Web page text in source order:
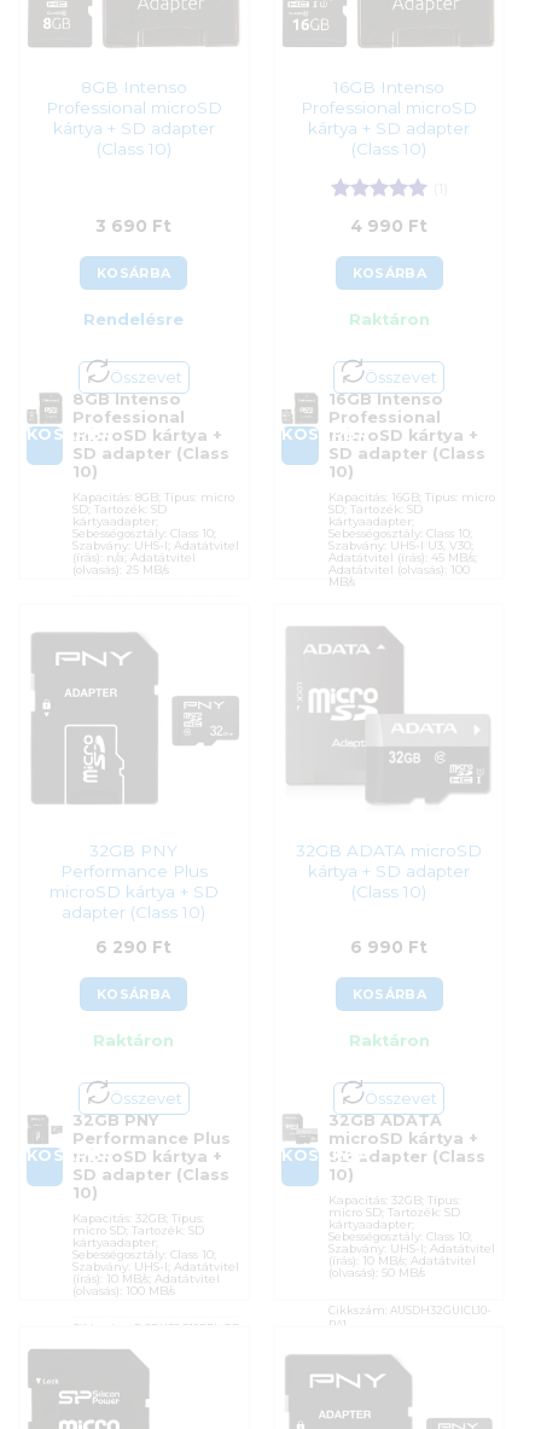
8GB Intenso
Professional microSD
kártya + SD adapter
(Class 10)
3 690 Ft
KOSÁRBA
Rendelésre
Összevet
KOSÁRBA
8GB Intenso
Professional
microSD kártya +
SD adapter (Class
10)
Kapacitás: 8GB; Típus: micro
SD; Tartozék: SD
kártyaadapter;
Sebességosztály: Class 10;
Szabvány: UHS-I; Adatátvitel
(írás): n/a; Adatátvitel
(olvasás): 25 MB/s
Kategória:Memóriakártyák
Gyártó:Intenso
ÁFA: 27%
3 690Ft
16GB Intenso
Professional microSD
kártya + SD adapter
(Class 10)
Értékelés:5
/ 54 990 Ft
KOSÁRBA
Raktáron
Összevet
KOSÁRBA
16GB Intenso
Professional
microSD kártya +
SD adapter (Class
10)
Kapacitás: 16GB; Típus: micro
SD; Tartozék: SD
kártyaadapter;
Sebességosztály: Class 10;
Szabvány: UHS-I U3, V30;
Adatátvitel (írás): 45 MB/s;
Adatátvitel (olvasás): 100
MB/s
Kategória:
Memóriakártyák
Garanciaidő:
ÁFA:27%
50616
32GB PNY
Performance Plus
microSD kártya + SD
adapter (Class 10)
6 290 Ft
KOSÁRBA
Raktáron
Összevet
KOSÁRBA
32GB PNY
Performance Plus
microSD kártya +
SD adapter (Class
10)
Kapacitás: 32GB; Típus:
micro SD; Tartozék: SD
kártyaadapter;
Sebességosztály: Class 10;
Szabvány: UHS-I; Adatátvitel
(írás): 10 MB/s; Adatátvitel
(olvasás): 100 MB/s
Cikkszám: P-SDU32G10PPL-GE
Kategória:Memóriakártyák
Garanciaidő: 60 hónap
ÁFA:27%
32GB ADATA microSD
kártya + SD adapter
(Class 10)
6 990 Ft
KOSÁRBA
Raktáron
Összevet
KOSÁRBA
32GB ADATA
microSD kártya +
SD adapter (Class
10)
Kapacitás: 32GB; Típus:
micro SD; Tartozék: SD
kártyaadapter;
Sebességosztály: Class 10;
Szabvány: UHS-I; Adatátvitel
(írás): 10 MB/s; Adatátvitel
(olvasás): 50 MB/s
Cikkszám: AUSDH32GUICL10-
RA1
ADATA
ÁFA:27%